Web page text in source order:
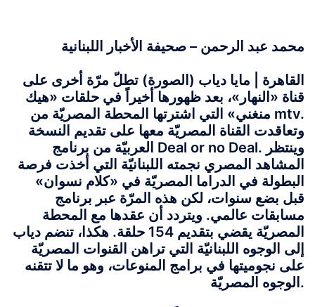
محمد عبد الرحمن – صحيفة الأخبار اللبنانية
القاهرة | مايا دياب (الصورة) تطلّ مرّة أخرى على
قناة «النهار»، بعد ظهورها أخيراً في حلقات «هيك
منغني» التي اشترتها المحطة المصريّة من mtv.
وتعاقدت القناة المصريّة معها على تقديم النسخة
العربيّة من برنامج Deal or no Deal. وينتظر
المشاهد المصري نجمته اللبنانيّة التي أخذت فرصة
البطولة في الدراما المصريّة في «كلام نسوان»
قبل بضع سنوات، لكن هذه المرّة عبر برنامج
مسابقات عالمي. ويتردد أن عقدها مع المحطة
المصريّة يقضي بتقديم 154 حلقة. هكذا، تنضم دياب
إلى الوجوه اللبنانيّة التي تراهن القنوات المصريّة
على نجوميتها في برامج المنوعات، وهو ما لا تتقنه
الوجوه المصريّة.